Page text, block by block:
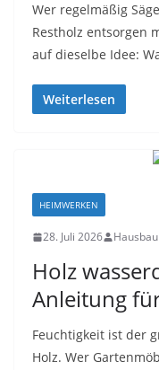
Wer regelmäßig
Restholz entsorgen
auf dieselbe Idee:
Weiterlesen
HEIMWERKEN
28. Juli 2026
Holz
Anleitung
Feuchtigkeit ist der
Holz. Wer